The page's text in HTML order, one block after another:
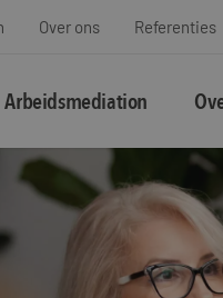
Over ons Referenties
Arbeidsmediation